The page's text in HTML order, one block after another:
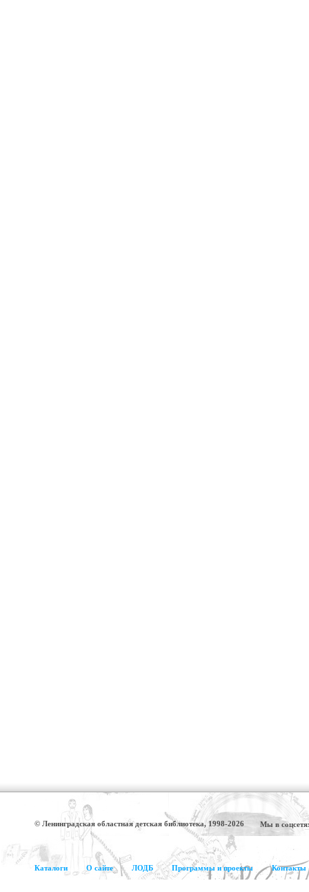
© Ленинградская областная детская библиотека, 1998-2026 Мы в
Каталоги О сайте ЛОДБ Программы и проекты Контакты